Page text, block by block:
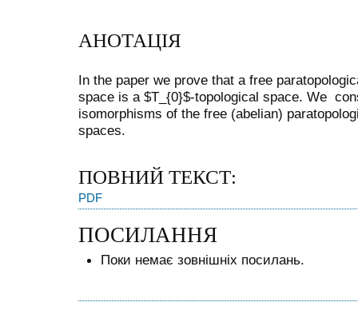
АНОТАЦІЯ
In the paper we prove that a free
space is a $T_{0}$-topological space. We
isomorphisms of the free (abelian)
spaces.
ПОВНИЙ ТЕКСТ:
PDF
ПОСИЛАННЯ
Поки немає зовнішніх посилань.